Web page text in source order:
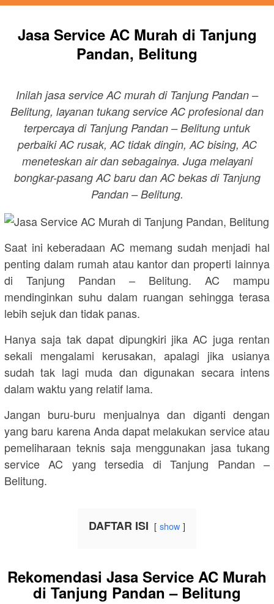
Jasa Service AC Murah di Tanjung
Pandan, Belitung
Inilah jasa service AC murah di Tanjung Pandan –
Belitung, layanan tukang service AC profesional dan
terpercaya di Tanjung Pandan – Belitung untuk
perbaiki AC rusak, AC tidak dingin, AC bising, AC
meneteskan air dan sebagainya. Juga melayani
bongkar-pasang AC baru dan AC bekas di Tanjung
Pandan – Belitung.
Saat ini keberadaan AC memang sudah menjadi hal
penting dalam rumah atau kantor dan properti lainnya
di Tanjung Pandan – Belitung. AC mampu
mendinginkan suhu dalam ruangan sehingga terasa
lebih sejuk dan tidak panas.
Hanya saja tak dapat dipungkiri jika AC juga rentan
sekali mengalami kerusakan, apalagi jika usianya
sudah tak lagi muda dan digunakan secara intens
dalam waktu yang relatif lama.
Jangan buru-buru menjualnya dan diganti dengan
yang baru karena Anda dapat melakukan service atau
pemeliharaan teknis saja menggunakan jasa tukang
service AC yang tersedia di Tanjung Pandan –
Belitung.
DAFTAR ISI show
Rekomendasi Jasa Service AC Murah
di Tanjung Pandan – Belitung